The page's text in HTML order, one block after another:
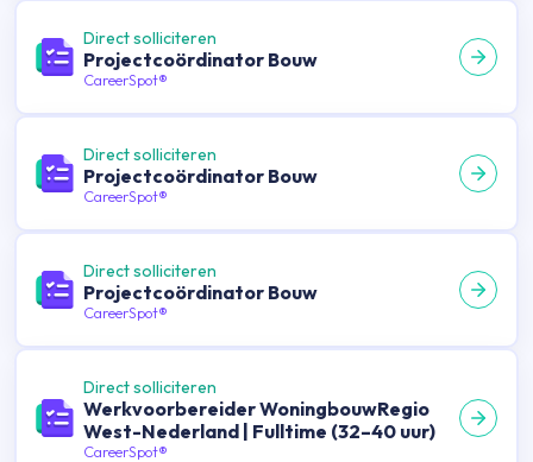
Direct solliciteren
Projectcoördinator Bouw
CareerSpot®
Direct solliciteren
Projectcoördinator Bouw
CareerSpot®
Direct solliciteren
Projectcoördinator Bouw
CareerSpot®
Direct solliciteren
Werkvoorbereider WoningbouwRegio
West-Nederland | Fulltime (32–40 uur)
CareerSpot®